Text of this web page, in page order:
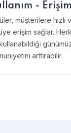
-
müşterilere hızlı
erişim sağlar.
kullanabildiği
arttırabilir.